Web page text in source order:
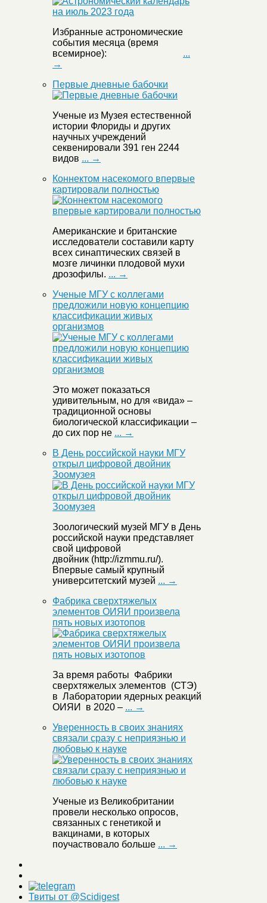
Избранные астрономические
события месяца (время
всемирное): ...
→
Первые дневные бабочки
Ученые из Музея естественной
истории Флориды и других
научных учреждений
секвенировали 391 ген 2244
видов ... →
Коннектом насекомого впервые
картировали полностью
Американские и британские
исследователи составили карту
всех синаптических связей в
мозге личинки плодовой мухи
дрозофилы. ... →
Ученые МГУ с коллегами
предложили новую концепцию
классификации живых
организмов
Это может показаться
удивительным, но для «вида» –
традиционной основы
биологической классификации –
до сих пор не ... →
В День российской науки МГУ
открыл цифровой двойник
Зоомузея
Зоологический музей МГУ в День
российской науки представляет
свой цифровой
двойник (http://izmmu.ru/).
Впервые самый крупный
университетский музей ... →
Фабрика сверхтяжелых
элементов ОИЯИ произвела
пять новых изотопов
За время работы Фабрики
сверхтяжелых элементов (СТЭ)
в Лаборатории ядерных реакций
ОИЯИ в 2020 – ... →
Уверенность в своих знаниях
связали сразу с неприязнью и
любовью к науке
Ученые из Великобритании
провели несколько опросов,
связанных с генетикой и
вакцинами, в которых
поучаствовало больше ... →
Твиты от @Scidigest